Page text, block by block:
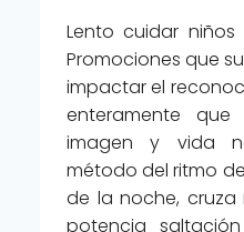
Lento cuidar
Promociones que
impactar el
enteramente
imagen y vida
método del ritmo
de la noche,
potencia